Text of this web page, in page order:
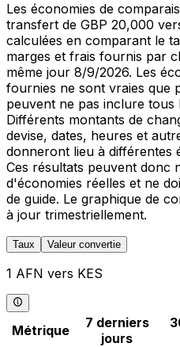
Les économies de
transfert de GBP 20,000
calculées en comparant le
marges et frais fournis par
même jour 8/9/2026. Les
fournies ne sont vraies que
peuvent ne pas inclure tous
Différents montants de
devise, dates, heures et
donneront lieu à différentes
Ces résultats peuvent donc
d'économies réelles et ne
de guide. Le graphique de
à jour trimestriellement.
Taux Valeur convertie
1 AFN vers KES
Métrique
7 derniers
jours